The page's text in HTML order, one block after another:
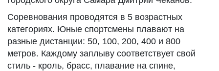
Соревнования проводятся в 5 возрастных
категориях. Юные спортсмены плавают на
разные дистанции: 50, 100, 200, 400 и 800
метров. Каждому заплыву соответствует свой
стиль - кроль, брасс, плавание на спине,